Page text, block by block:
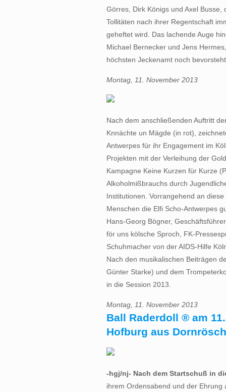
Görres, Dirk Königs und Axel Busse,
Tollitäten nach ihrer Regentschaft
geheftet wird. Das lachende Auge
Michael Bernecker und Jens
höchsten Jeckenamt noch
Montag, 11. November 2013
Nach dem anschließenden Auftritt
Knnächte un Mägde (in rot),
Antwerpes für ihr Engagement im
Projekten mit der Verleihung der
Kampagne Keine Kurzen für Kurze
Alkoholmißbrauchs durch
Institutionen. Vorrangehend an diese
Menschen die Elfi Scho-Antwerpes
Hans-Georg Bögner,
för uns kölsche Sproch, FK-
Schuhmacher von der AIDS-Hilfe
Nach den musikalischen Beiträgen
Günter Starke) und dem
in die Session 2013.
Montag, 11. November 2013
Ball Raderdoll ® am
Hofburg aus
-hgj/nj- Nach dem Startschuß in die
ihrem Ordensabend und der